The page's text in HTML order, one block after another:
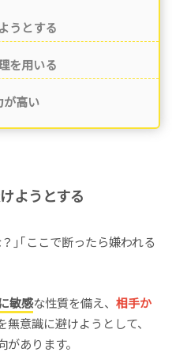
うとする
を用いる
が高い
ようとする
｣｢ここで断ったら嫌われる
敏感な性質を備え、相手か
無意識に避けようとして、
があります。